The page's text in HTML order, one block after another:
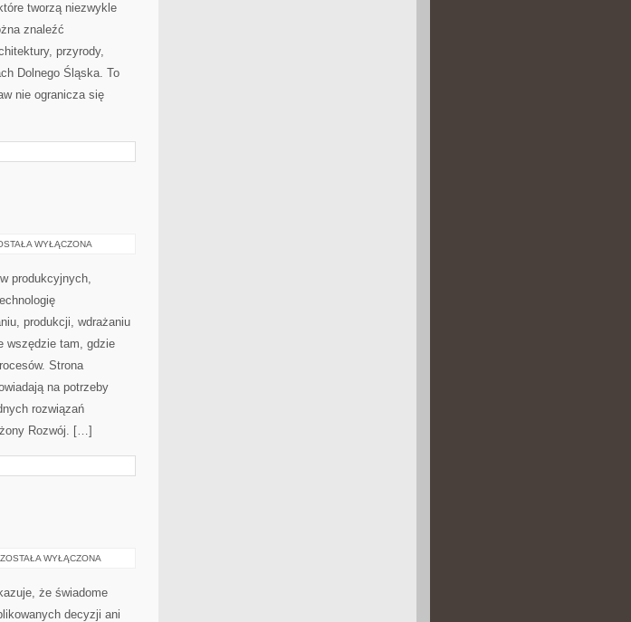
tworzą niezwykle
znaleźć
przyrody,
Dolnego Śląska. To
nie ogranicza się
WYŁĄCZONA
produkcyjnych,
produkcji, wdrażaniu
wszędzie tam, gdzie
Strona
na potrzeby
rozwiązań
Rozwój. […]
EDUKACJA
ŻYCIA
ZOSTAŁA WYŁĄCZONA
że świadome
decyzji ani